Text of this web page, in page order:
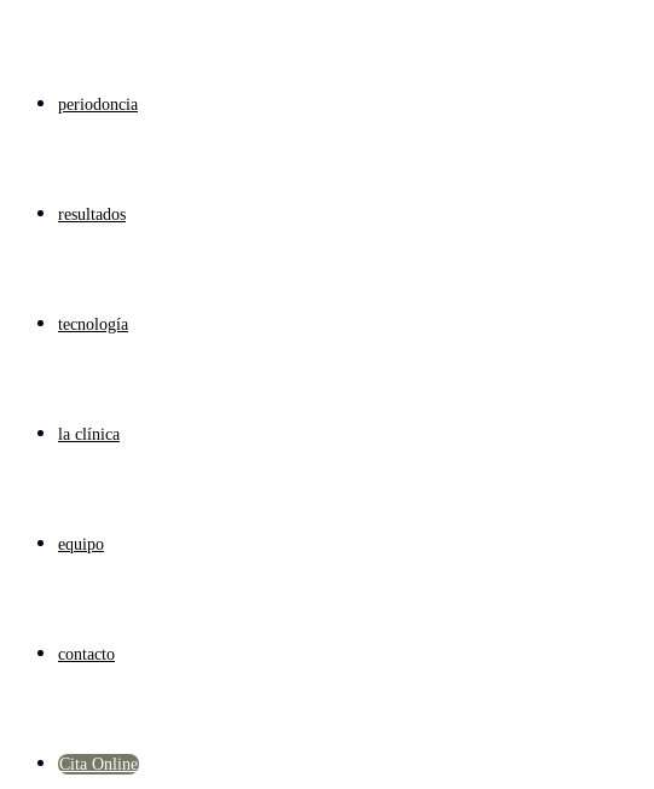
periodoncia
resultados
tecnología
la clínica
equipo
contacto
Cita Online